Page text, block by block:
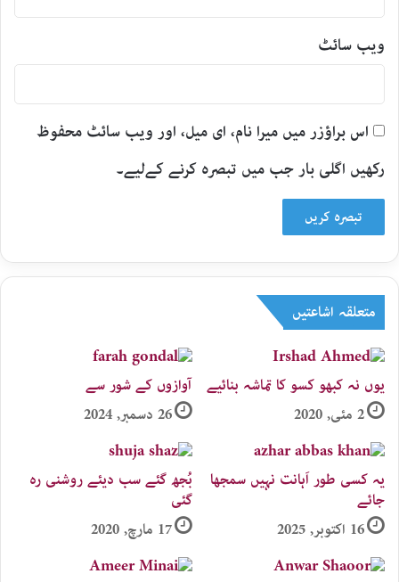
ویب‌ سائٹ
اس براؤزر میں میرا نام، ای میل، اور ویب سائٹ محفوظ
رکھیں اگلی بار جب میں تبصرہ کرنے کےلیے۔
متعلقہ اشاعتیں
یوں نہ کبھو کسو کا تماشہ بنائیے
2 مئی, 2020
آوازوں کے شور سے
26 دسمبر, 2024
یہ کسی طور اَہانت نہیں سمجھا
جائے
16 اکتوبر, 2025
بُجھ گئے سب دیئے روشنی رہ
گئی
17 مارچ, 2020